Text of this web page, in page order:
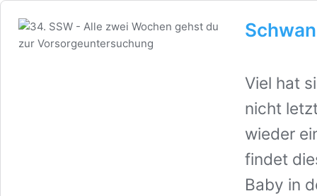
Viel hat
nicht
wieder
findet
Baby in